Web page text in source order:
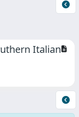
Italian